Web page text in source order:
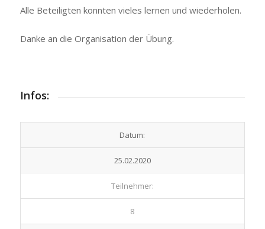
Alle Beteiligten konnten vieles lernen und wiederholen.
Danke an die Organisation der Übung.
Infos:
Datum:
25.02.2020
Teilnehmer:
8